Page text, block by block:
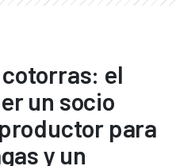
el
un socio
para
y un